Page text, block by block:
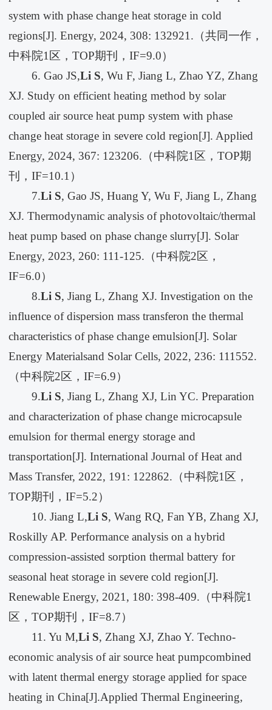
system with phase change heat storage in cold
regions[J]. Energy, 2024, 308: 132921.（共同一作，
中科院1区，TOP期刊，IF=9.0）
6. Gao JS,Li S, Wu F, Jiang L, Zhao YZ, Zhang
XJ. Study on efficient heating method by solar
coupled air source heat pump system with phase
change heat storage in severe cold region[J]. Applied
Energy, 2024, 367: 123206.（中科院1区，TOP期
刊，IF=10.1）
7.Li S, Gao JS, Huang Y, Wu F, Jiang L, Zhang
XJ. Thermodynamic analysis of photovoltaic/thermal
heat pump based on phase change slurry[J]. Solar
Energy, 2023, 260: 111-125.（中科院2区，
IF=6.0）
8.Li S, Jiang L, Zhang XJ. Investigation on the
influence of dispersion mass transferon the thermal
characteristics of phase change emulsion[J]. Solar
Energy Materialsand Solar Cells, 2022, 236: 111552.
（中科院2区，IF=6.9）
9.Li S, Jiang L, Zhang XJ, Lin YC. Preparation
and characterization of phase change microcapsule
emulsion for thermal energy storage and
transportation[J]. International Journal of Heat and
Mass Transfer, 2022, 191: 122862.（中科院1区，
TOP期刊，IF=5.2）
10. Jiang L,Li S, Wang RQ, Fan YB, Zhang XJ,
Roskilly AP. Performance analysis on a hybrid
compression-assisted sorption thermal battery for
seasonal heat storage in severe cold region[J].
Renewable Energy, 2021, 180: 398-409.（中科院1
区，TOP期刊，IF=8.7）
11. Yu M,Li S, Zhang XJ, Zhao Y. Techno-
economic analysis of air source heat pumpcombined
with latent thermal energy storage applied for space
heating in China[J].Applied Thermal Engineering,